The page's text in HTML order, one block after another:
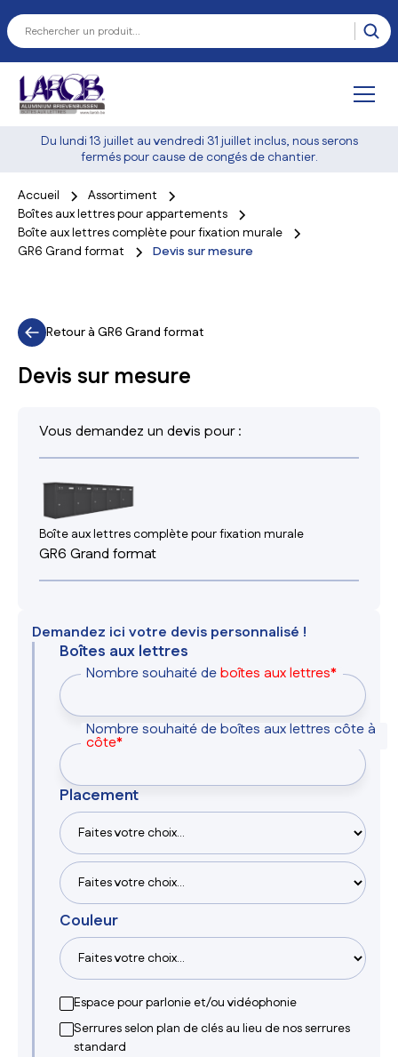
Du lundi 13 juillet au vendredi 31 juillet inclus, nous serons
fermés pour cause de congés de chantier.
Accueil
Assortiment
Boîtes aux lettres pour appartements
Boîte aux lettres complète pour fixation murale
GR6 Grand format
Devis sur mesure
Retour à GR6 Grand format
Devis sur mesure
Demandez ici votre devis personnalisé !
Boîtes aux lettres
Nombre souhaité deboîtes aux lettres*
Nombre souhaité de boîtes aux lettres côte à
côte*
Placement
Couleur
Espace pour parlonie et/ou vidéophonie
Serrures selon plan de clés au lieu de nos serrures
standard
Vous demandez un devis pour :
Boîte aux lettres complète pour fixation murale
GR6 Grand format